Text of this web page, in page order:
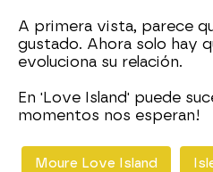
A primera vista, parece
gustado. Ahora solo hay
evoluciona su relación.
En 'Love Island' puede
momentos nos esperan!
Moure Love Island